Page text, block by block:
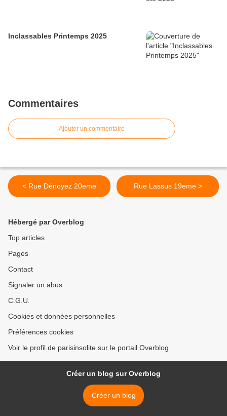
Inclassables Printemps 2025
Commentaires
Ajouter un commentaire
< Rue Dénoyez 20eme Rue Lassus 19eme >
Hébergé par Overblog
Top articles
Pages
Contact
Signaler un abus
C.G.U.
Cookies et données personnelles
Préférences cookies
Voir le profil de parisinsolite sur le portail Overblog
Créer un blog sur Overblog
Créer un blog